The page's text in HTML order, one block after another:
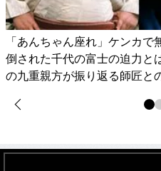
「あんちゃん座れ」ケンカで
倒された千代の富士の迫力と
の九重親方が振り返る師匠と